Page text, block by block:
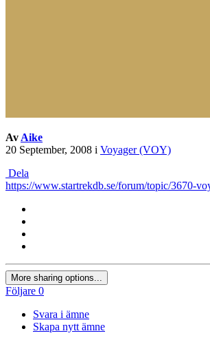
AvAike
20 September, 2008 i Voyager (VOY)
Dela
https://www.startrekdb.se/forum/topic/3670-
More sharing options...
Följare 0
Svara i ämne
Skapa nytt ämne